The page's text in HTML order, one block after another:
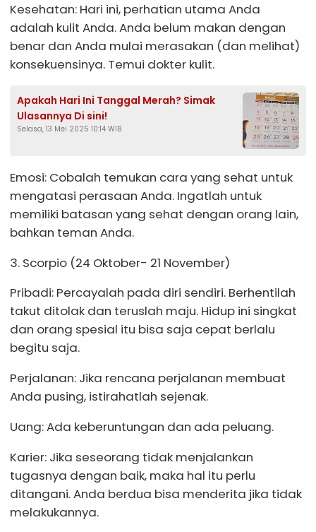
Kesehatan: Hari ini, perhatian utama Anda
adalah kulit Anda. Anda belum makan dengan
benar dan Anda mulai merasakan (dan melihat)
konsekuensinya. Temui dokter kulit.
Apakah Hari Ini Tanggal Merah? Simak
Ulasannya Di sini!
Selasa, 13 Mei 2025 10:14 WIB
Emosi: Cobalah temukan cara yang sehat untuk
mengatasi perasaan Anda. Ingatlah untuk
memiliki batasan yang sehat dengan orang lain,
bahkan teman Anda.
3. Scorpio (24 Oktober- 21 November)
Pribadi: Percayalah pada diri sendiri. Berhentilah
takut ditolak dan teruslah maju. Hidup ini singkat
dan orang spesial itu bisa saja cepat berlalu
begitu saja.
Perjalanan: Jika rencana perjalanan membuat
Anda pusing, istirahatlah sejenak.
Uang: Ada keberuntungan dan ada peluang.
Karier: Jika seseorang tidak menjalankan
tugasnya dengan baik, maka hal itu perlu
ditangani. Anda berdua bisa menderita jika tidak
melakukannya.